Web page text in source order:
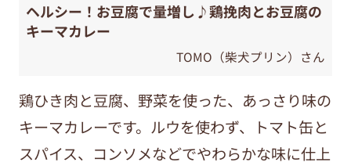
ヘルシー！お豆腐で量増し♪鶏挽肉とお豆腐の
キーマカレー
TOMO（柴犬プリン）さん
鶏ひき肉と豆腐、野菜を使った、あっさり味の
キーマカレーです。ルウを使わず、トマト缶と
スパイス、コンソメなどでやわらかな味に仕上